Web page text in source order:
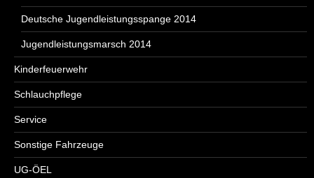
Deutsche Jugendleistungsspange 2014
Jugendleistungsmarsch 2014
Kinderfeuerwehr
Schlauchpflege
Service
Sonstige Fahrzeuge
UG-ÖEL